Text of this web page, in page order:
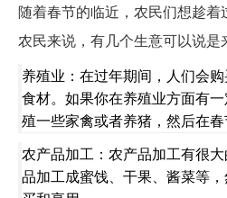
随着春节的临近，农民们想趁
农民来说，有几个生意可以说是
养殖业：在过年期间，人们会
食材。如果你在养殖业方面有
殖一些家禽或者养猪，然后在春
农产品加工：农产品加工有很
品加工成蜜饯、干果、酱菜等